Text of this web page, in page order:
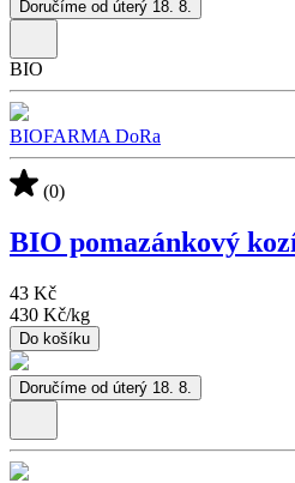
Doručíme od úterý 18. 8.
BIO
BIOFARMA DoRa
(0)
BIO pomazánkový
43 Kč
430 Kč/kg
Do košíku
Doručíme od úterý 18. 8.